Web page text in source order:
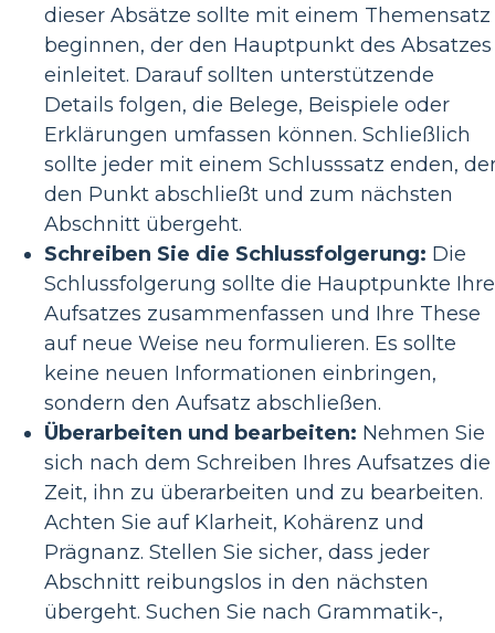
dieser Absätze sollte mit einem Themensatz
beginnen, der den Hauptpunkt des Absatzes
einleitet. Darauf sollten unterstützende
Details folgen, die Belege, Beispiele oder
Erklärungen umfassen können. Schließlich
sollte jeder mit einem Schlusssatz enden,
den Punkt abschließt und zum nächsten
Abschnitt übergeht.
Schreiben Sie die Schlussfolgerung: Die
Schlussfolgerung sollte die Hauptpunkte
Aufsatzes zusammenfassen und Ihre These
auf neue Weise neu formulieren. Es sollte
keine neuen Informationen einbringen,
sondern den Aufsatz abschließen.
Überarbeiten und bearbeiten: Nehmen Sie
sich nach dem Schreiben Ihres Aufsatzes die
Zeit, ihn zu überarbeiten und zu bearbeiten.
Achten Sie auf Klarheit, Kohärenz und
Prägnanz. Stellen Sie sicher, dass jeder
Abschnitt reibungslos in den nächsten
übergeht. Suchen Sie nach Grammatik-,